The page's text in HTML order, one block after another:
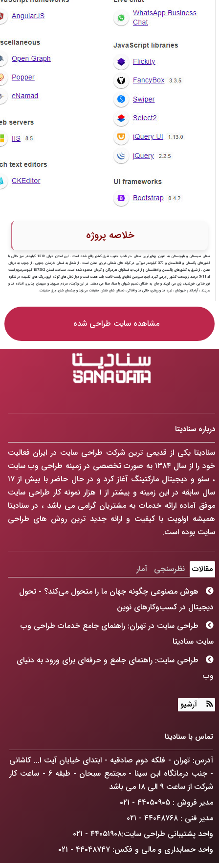
خلاصه پروژه
استان سیستان و بلوچستان به عنوان پهناورترین استان ،در ناحیه جنوب شرق کشور واقع شده است . این استان دارای 1210 کیلومتر مرز خاکی با
کشورهای پاکستان و افغانستان و 370 کیلومتر مرزآبی در کرانه های شمالی دریای عمان است . از شمال به استان خراسان جنوبی ، از جنوب به دریای
عمان ، از شرق به کشورهای پاکستان و افغانستان و از غرب به استانهای هرمزگان و کرمان محدود شده است. مساحت استان 187502 کیلومترمربع است
که 5/11 درصد از وسعت کشور را برمی گیرد. اینجا سرزمین نخلهای راست قامت بلند همت است و دیار نخل های کوتاه آرزو، ریگ های تفتیده در شکوه
انوار طلایی خورشید، پای می کوبند و جان به خنکای نسیم شبهای با صفا، صفا می دهند. در این ولایت، مردم صبورند و میهمان پذیر ر، افتاده اند و
سربلند ، آرام اند و خروشان، تیره اند و روشن، خاکی اند و افلاکی، دستان شان نقش حقیقت می زند و چشمان شان، برق حقیقت.
مشاهده سایت طراحی شده
درباره سنادیتا
سنادیتا یکی از قدیمی ترین شرکت طراحی سایت در ایران فعالیت
خود را از سال ۱۳۸۴ به صورت تخصصی در زمینه طراحی وب سایت
، سئو و دیجیتال مارکتینگ آغاز کرد و در حال حاضر با بیش از ۱۷
سال سابقه در این زمینه و بیشتر از ۱ هزار نمونه کار طراحی سایت
موفق آماده ارائه خدمات به مشتریان گرامی می باشد ، در سنادیتا
همیشه اولویت با کیفیت و ارائه جدید ترین روش های طراحی
سایت بوده است.
مقالات نظرسنجی
آمار
هوش مصنوعی چگونه جهان ما را متحول می‌کند؟ - تحول
دیجیتال در کسب‌وکارهای نوین
طراحی سایت در تهران: راهنمای جامع خدمات طراحی وب
سایت سنادیتا
طراحی سایت: راهنمای جامع و حرفه‌ای برای ورود به دنیای
وب
طراحی سایت: فراتر از رنگ و فرم، ساخت پنجره‌ای به آینده
ChatGPT Atlas: انقلابی در مرورگرهای وب که کسب‌وکار
شما را متحول می‌کند
راهکار افزایش فروش آنلاین در تهران: گذار از حضور دیجیتال
به سلطه بازار
ضرورت درک دیدگاه GoogleBot
آرشیو
تماس با سنادیتا
آدرس: تهران - فلکه دوم صادقیه - ابتدای خیابان آیت ا... کاشانی
- جنب درمانگاه ابن سینا - مجتمع سبحان - طبقه ۶ - ساعت کار
شرکت از ساعت ۹ الی ۱۸ می باشد
مدیر فروش : ۴۴۰۵۰۹۰۵ - ۰۲۱
مدیر فنی : ۴۴۰۴۸۷۶۸ - ۰۲۱
واحد پشتیبانی طراحی سایت:۴۴۰۵۱۹۰۸ - ۰۲۱
واحد حسابداری و مالی و فکس: ۴۴۰۴۸۷۴۷ - ۰۲۱